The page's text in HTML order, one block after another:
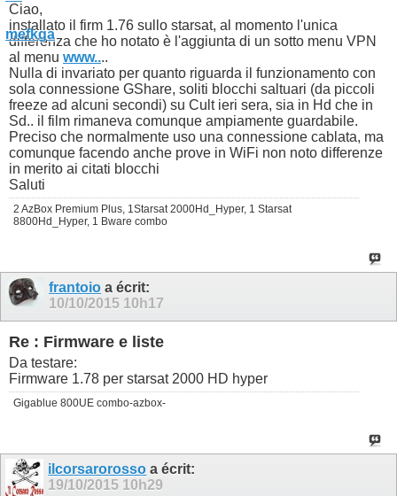
Ciao,
installato il firm 1.76 sullo starsat, al momento l'unica
differenza che ho notato è l'aggiunta di un sotto menu VPN
al menu www....
Nulla di invariato per quanto riguarda il funzionamento con
sola connessione GShare, soliti blocchi saltuari (da piccoli
freeze ad alcuni secondi) su Cult ieri sera, sia in Hd che in
Sd.. il film rimaneva comunque ampiamente guardabile.
Preciso che normalmente uso una connessione cablata, ma
comunque facendo anche prove in WiFi non noto differenze
in merito ai citati blocchi
Saluti
2 AzBox Premium Plus, 1Starsat 2000Hd_Hyper, 1 Starsat
8800Hd_Hyper, 1 Bware combo
frantoio a écrit:
10/10/2015 10h17
Re : Firmware e liste
Da testare:
Firmware 1.78 per starsat 2000 HD hyper
Gigablue 800UE combo-azbox-
ilcorsarorosso a écrit:
19/10/2015 10h29